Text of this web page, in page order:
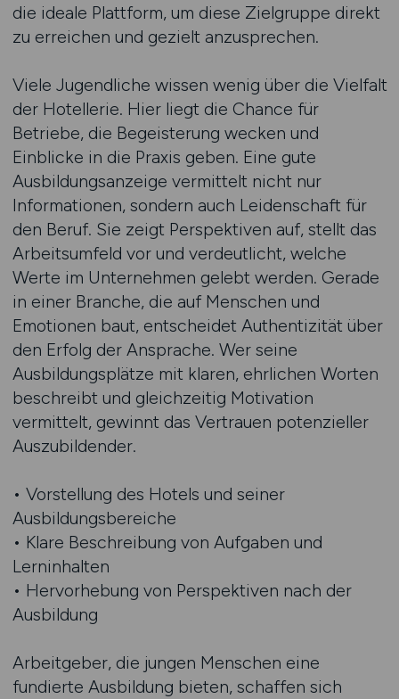
die ideale Plattform, um diese Zielgruppe direkt
zu erreichen und gezielt anzusprechen.
Viele Jugendliche wissen wenig über die Vielfalt
der Hotellerie. Hier liegt die Chance für
Betriebe, die Begeisterung wecken und
Einblicke in die Praxis geben. Eine gute
Ausbildungsanzeige vermittelt nicht nur
Informationen, sondern auch Leidenschaft für
den Beruf. Sie zeigt Perspektiven auf, stellt das
Arbeitsumfeld vor und verdeutlicht, welche
Werte im Unternehmen gelebt werden. Gerade
in einer Branche, die auf Menschen und
Emotionen baut, entscheidet Authentizität über
den Erfolg der Ansprache. Wer seine
Ausbildungsplätze mit klaren, ehrlichen Worten
beschreibt und gleichzeitig Motivation
vermittelt, gewinnt das Vertrauen potenzieller
Auszubildender.
• Vorstellung des Hotels und seiner
Ausbildungsbereiche
• Klare Beschreibung von Aufgaben und
Lerninhalten
• Hervorhebung von Perspektiven nach der
Ausbildung
Arbeitgeber, die jungen Menschen eine
fundierte Ausbildung bieten, schaffen sich